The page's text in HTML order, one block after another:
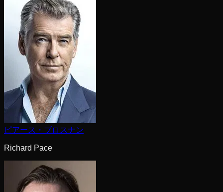
ピアース・ブロスナン
Richard Pace